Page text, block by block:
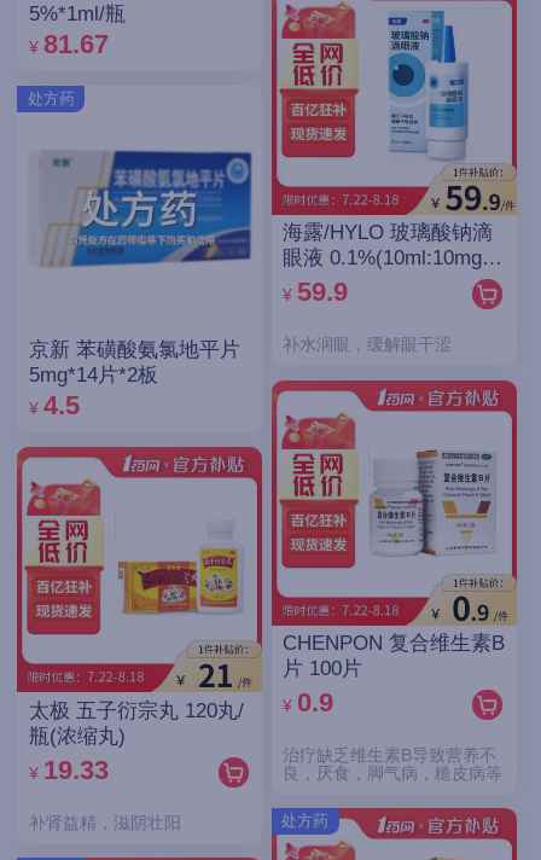
5%*1ml/瓶
¥ 81.67
处方药
京新 苯磺酸氨氯地平片
5mg*14片*2板
¥ 4.5
太极 五子衍宗丸 120丸/
瓶(浓缩丸)
¥ 19.33
补肾益精，滋阴壮阳
海露/HYLO 玻璃酸钠滴
眼液 0.1%(10ml:10mg)/
支(OTC)
¥ 59.9
补水润眼，缓解眼干涩
CHENPON 复合维生素B
片 100片
¥ 0.9
治疗缺乏维生素B导致营养不
良，厌食，脚气病，糙皮病等
处方药